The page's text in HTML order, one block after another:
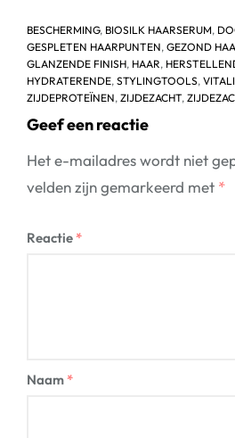
BESCHERMING, BIOSILK HAARSERUM,
GESPLETEN HAARPUNTEN, GEZOND
GLANZENDE FINISH, HAAR,
HYDRATERENDE, STYLINGTOOLS,
ZIJDEPROTEÏNEN, ZIJDEZACHT,
Geef een reactie
Het e-mailadres wordt niet
velden zijn gemarkeerd met *
Reactie *
Naam *